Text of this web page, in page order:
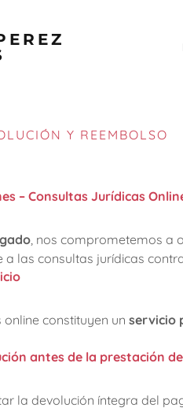
Y REEMBOLSO
– Consultas Jurídicas
, nos comprometemos a
a las consultas jurídicas
constituyen un servicio
antes de la prestación
la devolución íntegra del